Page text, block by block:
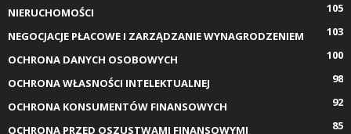
NIERUCHOMOŚCI
105
NEGOCJACJE PŁACOWE I ZARZĄDZANIE WYNAGRODZENIEM
103
OCHRONA DANYCH OSOBOWYCH
100
OCHRONA WŁASNOŚCI INTELEKTUALNEJ
98
OCHRONA KONSUMENTÓW FINANSOWYCH
92
OCHRONA PRZED OSZUSTWAMI FINANSOWYMI
85